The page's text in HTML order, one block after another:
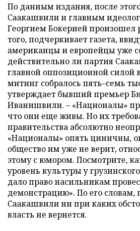
По данным издания, после
Саакашвили и главным
Георгием Бокерией произошел
того, подчеркивает газета,
американцы и европейцы уже
действительно ли партия
главной оппозиционной силой
митинг собралось пять–семь
утверждает бывший премьер
Иванишвили. – «Националы»
что они еще живы. Но их
правительства абсолютно
«Националы» опять циничны,
общество им уже не верит,
этому с юмором. Посмотрите,
уровень культуры у
дало право насильникам
демонстрацию». По его словам,
Саакашвили ни при каких
власть не вернется.